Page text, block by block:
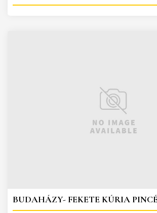
BUDAHÁZY- FEKETE KÚRIA